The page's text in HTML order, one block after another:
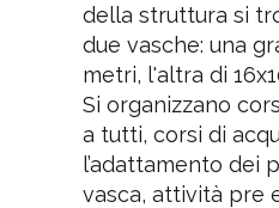
della struttura si
due vasche: una
metri, l'altra di
Si organizzano
a tutti, corsi di
l’adattamento dei
vasca, attività pre